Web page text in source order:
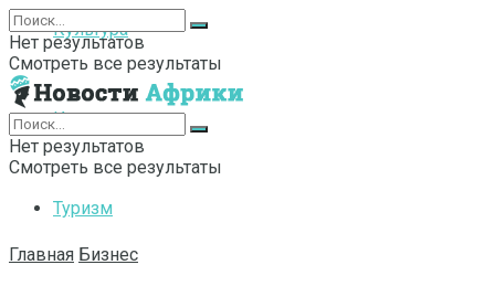
Культура
Интернет
Туризм
Нет результатов
Смотреть все результаты
Нет результатов
Смотреть все результаты
Главная Бизнес